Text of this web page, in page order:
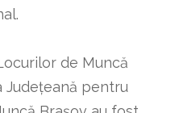
de Muncă
Județeană pentru